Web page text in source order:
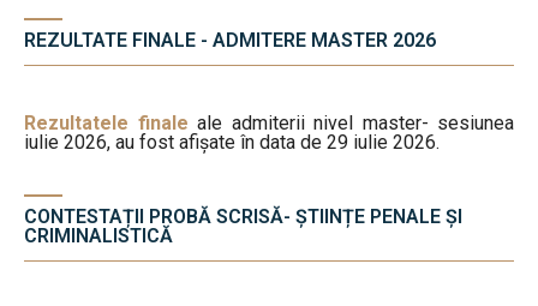
REZULTATE FINALE - ADMITERE MASTER 2026
Rezultatele finale ale admiterii nivel master- sesiunea
iulie 2026, au fost afișate în data de 29 iulie 2026.
CONTESTAȚII PROBĂ SCRISĂ- ȘTIINȚE PENALE ȘI
CRIMINALISTICĂ